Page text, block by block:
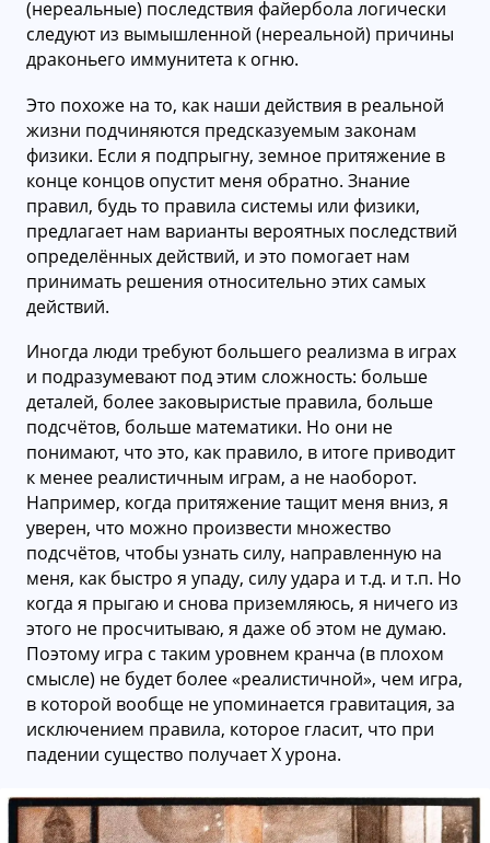
(нереальные) последствия файербола логически
следуют из вымышленной (нереальной) причины
драконьего иммунитета к огню.
Это похоже на то, как наши действия в реальной
жизни подчиняются предсказуемым законам
физики. Если я подпрыгну, земное притяжение в
конце концов опустит меня обратно. Знание
правил, будь то правила системы или физики,
предлагает нам варианты вероятных последствий
определённых действий, и это помогает нам
принимать решения относительно этих самых
действий.
Иногда люди требуют большего реализма в играх
и подразумевают под этим сложность: больше
деталей, более заковыристые правила, больше
подсчётов, больше математики. Но они не
понимают, что это, как правило, в итоге приводит
к менее реалистичным играм, а не наоборот.
Например, когда притяжение тащит меня вниз, я
уверен, что можно произвести множество
подсчётов, чтобы узнать силу, направленную на
меня, как быстро я упаду, силу удара и т.д. и т.п. Но
когда я прыгаю и снова приземляюсь, я ничего из
этого не просчитываю, я даже об этом не думаю.
Поэтому игра с таким уровнем кранча (в плохом
смысле) не будет более «реалистичной», чем игра,
в которой вообще не упоминается гравитация, за
исключением правила, которое гласит, что при
падении существо получает Х урона.